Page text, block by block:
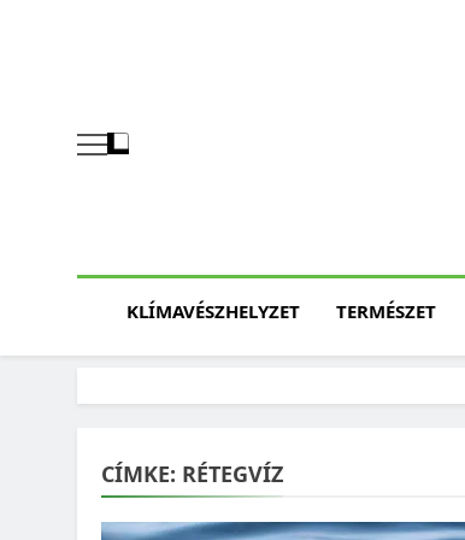
KLÍMAVÉSZHELYZET TERMÉSZET
CÍMKE: RÉTEGVÍZ